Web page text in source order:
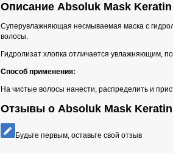
Описание Absoluk Mask Keratin
Суперувлажняющая несмываемая маска с
волосы.
Гидролизат хлопка отличается увлажняющим,
Способ применения:
На чистые волосы нанести, распределить и
Отзывы о Absoluk Mask
Будьте первым, оставьте свой отзыв